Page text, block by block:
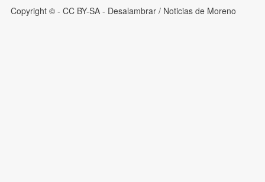
Copyright © - CC BY-SA - Desalambrar / Noticias de Moreno